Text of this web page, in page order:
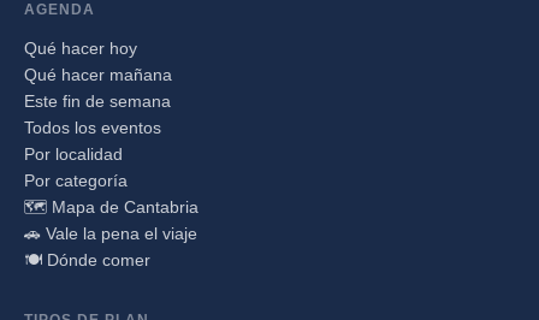
AGENDA
Qué hacer hoy
Qué hacer mañana
Este fin de semana
Todos los eventos
Por localidad
Por categoría
🗺️ Mapa de Cantabria
🚗 Vale la pena el viaje
🍽️ Dónde comer